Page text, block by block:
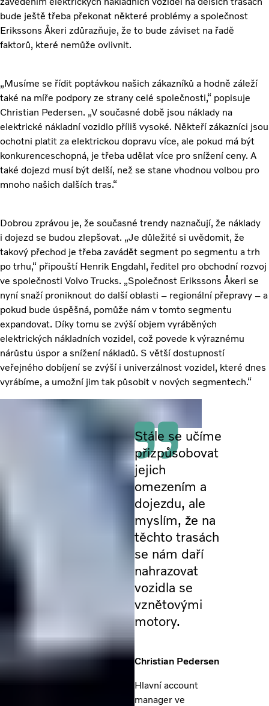
bude ještě třeba překonat některé problémy a společnost
Erikssons Åkeri zdůrazňuje, že to bude záviset na řadě
faktorů, které nemůže ovlivnit.
„Musíme se řídit poptávkou našich zákazníků a hodně záleží
také na míře podpory ze strany celé společnosti,“ popisuje
Christian Pedersen. „V současné době jsou náklady na
elektrické nákladní vozidlo příliš vysoké. Někteří zákazníci jsou
ochotni platit za elektrickou dopravu více, ale pokud má být
konkurenceschopná, je třeba udělat více pro snížení ceny. A
také dojezd musí být delší, než se stane vhodnou volbou pro
mnoho našich dalších tras.“
Dobrou zprávou je, že současné trendy naznačují, že náklady
i dojezd se budou zlepšovat. „Je důležité si uvědomit, že
takový přechod je třeba zavádět segment po segmentu a trh
po trhu,“ připouští Henrik Engdahl, ředitel pro obchodní rozvoj
ve společnosti Volvo Trucks. „Společnost Erikssons Åkeri se
nyní snaží proniknout do další oblasti – regionální přepravy – a
pokud bude úspěšná, pomůže nám v tomto segmentu
expandovat. Díky tomu se zvýší objem vyráběných
elektrických nákladních vozidel, což povede k výraznému
nárůstu úspor a snížení nákladů. S větší dostupností
veřejného dobíjení se zvýší i univerzálnost vozidel, které dnes
vyrábíme, a umožní jim tak působit v nových segmentech.“
Stále se učíme
přizpůsobovat
jejich
omezením a
dojezdu, ale
myslím, že na
těchto trasách
se nám daří
nahrazovat
vozidla se
vznětovými
motory.
Christian Pedersen
Hlavní account
manager ve